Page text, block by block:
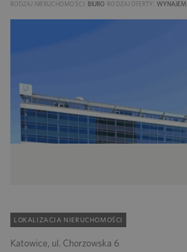
RODZAJ NIERUCHOMOŚCI: BIURO RODZAJ OFERTY: WYNAJEM
LOKALIZACJA NIERUCHOMOŚCI
Katowice, ul. Chorzowska 6